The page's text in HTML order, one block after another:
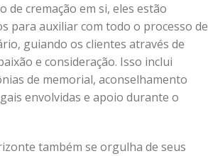
de cremação em si, eles estão
para auxiliar com todo o processo de
guiando os clientes através de
e consideração. Isso inclui
de memorial, aconselhamento
envolvidas e apoio durante o
também se orgulha de seus